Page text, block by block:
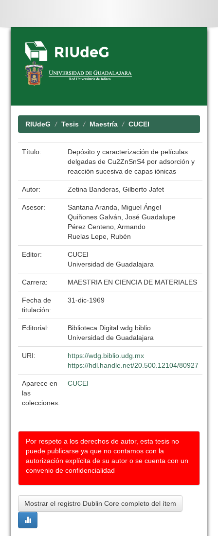
Skip
navigation
RIUdeG Tesis Maestría CUCEI
Título:
Depósito y caracterización de películas
delgadas de Cu2ZnSnS4 por adsorción y
reacción sucesiva de capas iónicas
Autor: Zetina Banderas, Gilberto Jafet
Asesor:
Santana Aranda, Miguel Ángel
Quiñones Galván, José Guadalupe
Pérez Centeno, Armando
Ruelas Lepe, Rubén
Editor:
CUCEI
Universidad de Guadalajara
Carrera: MAESTRIA EN CIENCIA DE MATERIALES
Fecha de
titulación:
31-dic-1969
Editorial:
Biblioteca Digital wdg.biblio
Universidad de Guadalajara
URI:
https://wdg.biblio.udg.mx
https://hdl.handle.net/20.500.12104/80927
Aparece en
las
colecciones:
CUCEI
Por respeto a los derechos de autor, esta tesis no
puede publicarse ya que no contamos con la
autorización explícita de su autor o se cuenta con un
convenio de confidencialidad
Mostrar el registro Dublin Core completo del ítem